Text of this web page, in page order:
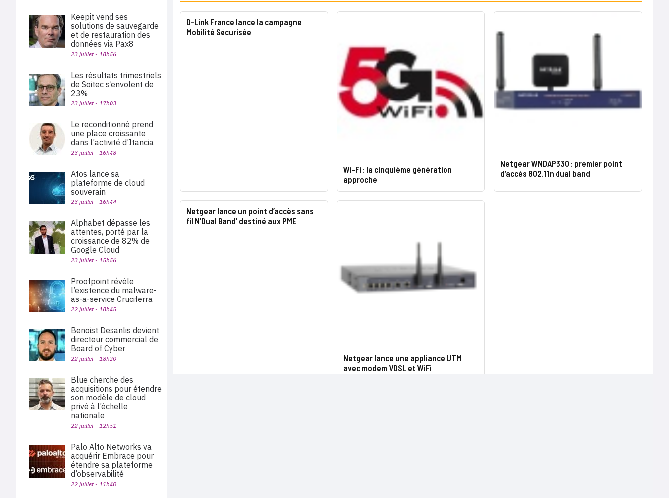
D-Link France lance la campagne
Mobilité Sécurisée
Wi-Fi : la cinquième génération
approche
Netgear WNDAP330 : premier point
d’accès 802.11n dual band
Netgear lance un point d’accès sans
fil N’Dual Band’ destiné aux PME
Netgear lance une appliance UTM
avec modem VDSL et WiFi
Keepit vend ses
solutions de sauvegarde
et de restauration des
données via Pax8
23 juillet - 18h56
Les résultats trimestriels
de Soitec s’envolent de
23%
23 juillet - 17h03
Le reconditionné prend
une place croissante
dans l’activité d’Itancia
23 juillet - 16h48
Atos lance sa
plateforme de cloud
souverain
23 juillet - 16h44
Alphabet dépasse les
attentes, porté par la
croissance de 82% de
Google Cloud
23 juillet - 15h56
Proofpoint révèle
l’existence du malware-
as-a-service Cruciferra
22 juillet - 18h45
Benoist Desanlis devient
directeur commercial de
Board of Cyber
22 juillet - 18h20
Blue cherche des
acquisitions pour étendre
son modèle de cloud
privé à l’échelle
nationale
22 juillet - 12h51
Palo Alto Networks va
acquérir Embrace pour
étendre sa plateforme
d’observabilité
22 juillet - 11h40